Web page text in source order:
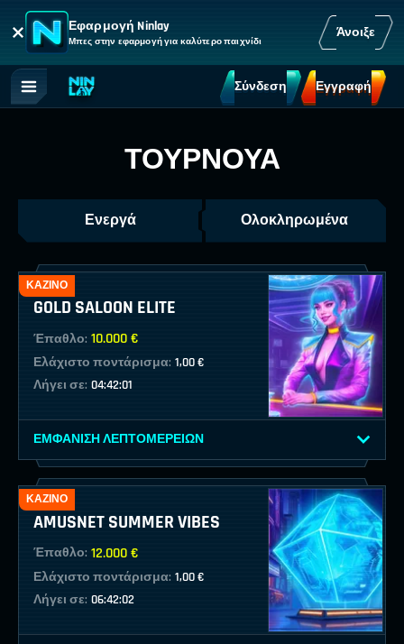
Εφαρμογή Ninlay
Μπες στην εφαρμογή για καλύτερο παιχνίδι
Άνοιξε
Σύνδεση Εγγραφή
ΤΟΥΡΝΟΥΆ
Ενεργά Ολοκληρωμένα
ΚΑΖΊΝΟ
GOLD SALOON ELITE
Έπαθλο: 10.000 €
Ελάχιστο ποντάρισμα: 1,00 €
Λήγει σε: 04:42:01
ΕΜΦΆΝΙΣΗ ΛΕΠΤΟΜΕΡΕΙΏΝ
ΚΑΖΊΝΟ
AMUSNET SUMMER VIBES
Έπαθλο: 12.000 €
Ελάχιστο ποντάρισμα: 1,00 €
Λήγει σε: 06:42:02